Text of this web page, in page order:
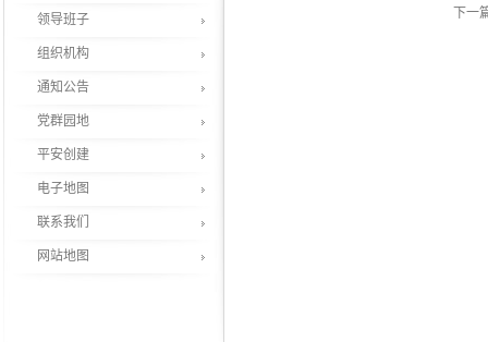
下一
领导班子
组织机构
通知公告
党群园地
平安创建
电子地图
联系我们
网站地图